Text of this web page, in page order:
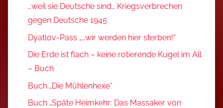
…weil sie Deutsche sind… Kriegsverbrechen
gegen Deutsche 1945
Dyatlov-Pass „…wir werden hier sterben!“
Die Erde ist flach – keine rotierende Kugel im All
– Buch
Buch „Die Mühlenhexe“
Buch „Späte Heimkehr: Das Massaker von